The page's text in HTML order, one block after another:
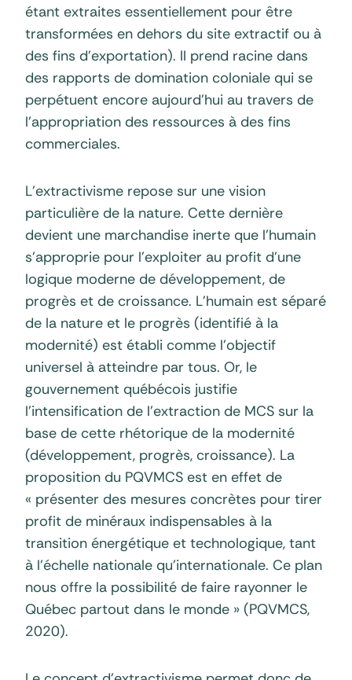
étant extraites essentiellement pour être
transformées en dehors du site extractif ou à
des fins d’exportation). Il prend racine dans
des rapports de domination coloniale qui se
perpétuent encore aujourd’hui au travers de
l’appropriation des ressources à des fins
commerciales.
L’extractivisme repose sur une vision
particulière de la nature. Cette dernière
devient une marchandise inerte que l’humain
s’approprie pour l’exploiter au profit d’une
logique moderne de développement, de
progrès et de croissance. L’humain est séparé
de la nature et le progrès (identifié à la
modernité) est établi comme l’objectif
universel à atteindre par tous. Or, le
gouvernement québécois justifie
l’intensification de l’extraction de MCS sur la
base de cette rhétorique de la modernité
(développement, progrès, croissance). La
proposition du PQVMCS est en effet de
« présenter des mesures concrètes pour tirer
profit de minéraux indispensables à la
transition énergétique et technologique, tant
à l’échelle nationale qu’internationale. Ce plan
nous offre la possibilité de faire rayonner le
Québec partout dans le monde » (PQVMCS,
2020).